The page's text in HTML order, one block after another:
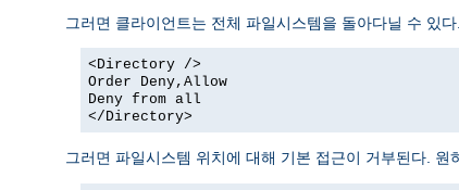
그러면 클라이언트는 전체 파일시스템을 돌아다닐 수 있
<Directory />
Order Deny,Allow
Deny from all
</Directory>
그러면 파일시스템 위치에 대해 기본 접근이 거부된다.